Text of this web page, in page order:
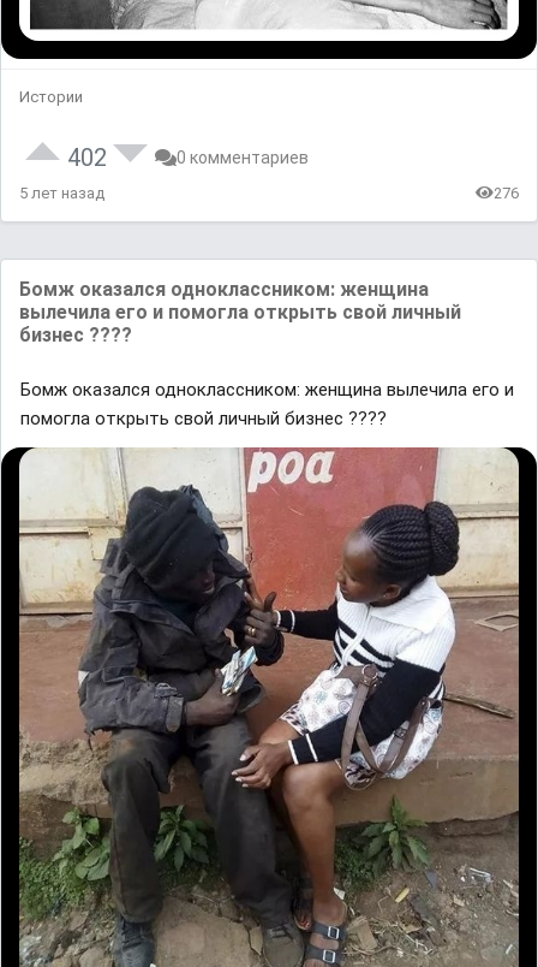
Истории
402 0 комментариев
5 лет назад 276
Бомж оказался одноклассником: женщина
вылечила его и помогла открыть свой личный
бизнес ????
Бомж оказался одноклассником: женщина вылечила его и
помогла открыть свой личный бизнес ????